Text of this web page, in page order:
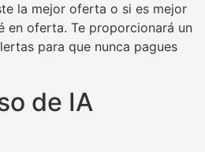
la mejor oferta o si es mejor
en oferta. Te proporcionará un
para que nunca pagues
de IA